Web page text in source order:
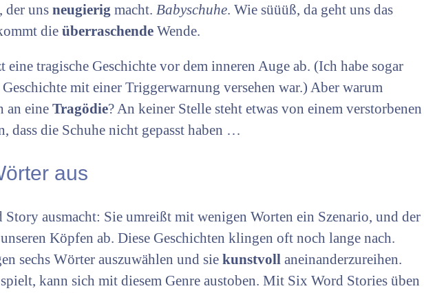
der uns neugierig macht. Babyschuhe . Wie süüüß, da geht uns das
die überraschende Wende.
tragische Geschichte vor dem inneren Auge ab. (Ich habe sogar
mit einer Triggerwarnung versehen war.) Aber warum
an eine Tragödie? An keiner Stelle steht etwas von einem verstorbenen
dass die Schuhe nicht gepasst haben …
aus
Story ausmacht: Sie umreißt mit wenigen Worten ein Szenario, und der
Köpfen ab. Diese Geschichten klingen oft noch lange nach.
sechs Wörter auszuwählen und sie kunstvoll aneinanderzureihen.
kann sich mit diesem Genre austoben. Mit Six Word Stories üben